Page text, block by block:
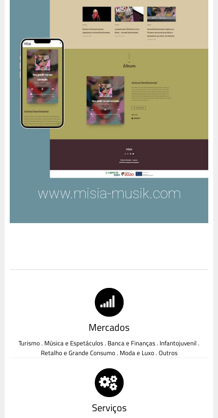
www.misia-musik.com
Mercados
Turismo . Música e Espetáculos . Banca e Finanças . Infantojuvenil .
Retalho e Grande Consumo . Moda e Luxo . Outros
Serviços